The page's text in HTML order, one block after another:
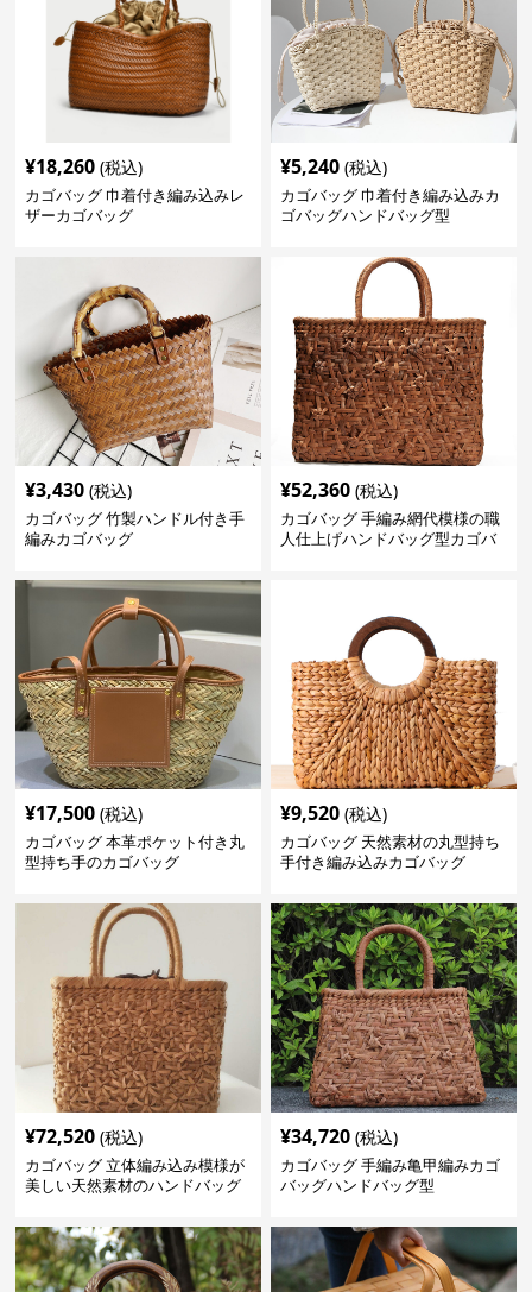
¥18,260 (税込)
カゴバッグ 巾着付き編み込みレ
ザーカゴバッグ
¥5,240 (税込)
カゴバッグ 巾着付き編み込みカ
ゴバッグハンドバッグ型
¥3,430 (税込)
カゴバッグ 竹製ハンドル付き手
編みカゴバッグ
¥52,360 (税込)
カゴバッグ 手編み網代模様の職
人仕上げハンドバッグ型カゴバ
¥17,500 (税込)
カゴバッグ 本革ポケット付き丸
型持ち手のカゴバッグ
¥9,520 (税込)
カゴバッグ 天然素材の丸型持ち
手付き編み込みカゴバッグ
¥72,520 (税込)
カゴバッグ 立体編み込み模様が
美しい天然素材のハンドバッグ
¥34,720 (税込)
カゴバッグ 手編み亀甲編みカゴ
バッグハンドバッグ型